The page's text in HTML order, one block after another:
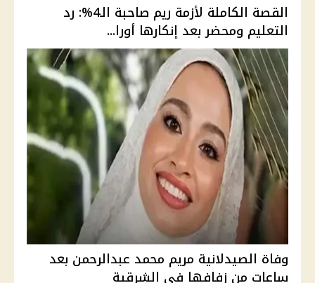
القصة الكاملة لأزمة ريم صاحبة الـ4%: رد
التعليم ومحضر بعد إنكارها أورا...
وفاة الصيدلانية مريم محمد عبدالرحمن بعد
ساعات من زفافها في الشرقية